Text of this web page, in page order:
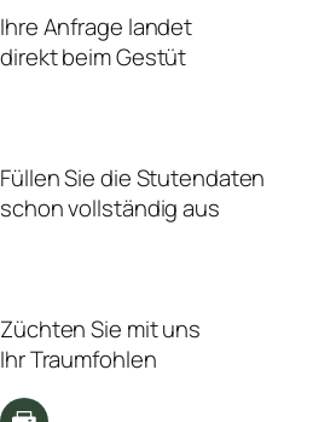
Ihre Anfrage landet
direkt beim Gestüt
Füllen Sie die Stutendaten
schon vollständig aus
Züchten Sie mit uns
Ihr Traumfohlen